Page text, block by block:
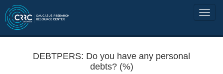
DEBTPERS: Do you have any personal
debts? (%)